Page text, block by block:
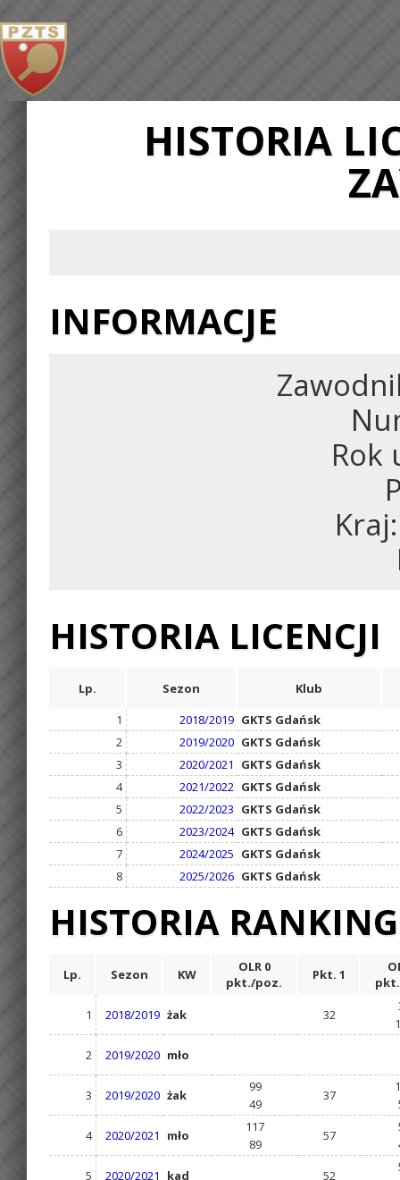
HISTORIA
INFORMACJE
Rok
HISTORIA LICENCJI
Lp. Sezon
Klub
1
2018/2019 GKTS Gdańsk
2
2019/2020 GKTS Gdańsk
3
2020/2021
GKTS Gdańsk
4
2021/2022 GKTS Gdańsk
5
2022/2023 GKTS Gdańsk
6
2023/2024 GKTS Gdańsk
7
2024/2025 GKTS Gdańsk
8
2025/2026 GKTS Gdańsk
HISTORIA
Lp. Sezon KW
OLR 0
pkt./poz.
Pkt. 1
1
2018/2019 żak 32
2
2019/2020 mło
3 2019/2020 żak
99
49
37
4
2020/2021 mło
117
89
57
5
2020/2021 kad 52